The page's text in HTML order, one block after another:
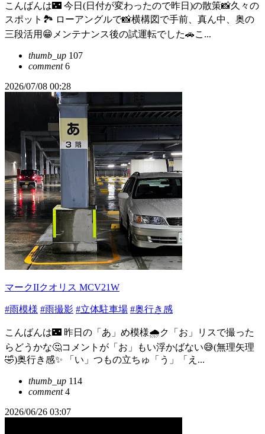
こんばんは🌃 今日(日付が変わったので昨日)の散策📸久々の
スポット🏞 ローアングルで📸横構図で手前、真ん中、奥の
三段活用😁メンテナンス後の試運転でした🚗こ...
thumb_up 107
comment6
2026/07/08 00:28
マークIIクオリス MCV21W
#雨模様 #雨撮影 #立体駐車場 #奥行き感
こんばんは🌃 昨日の「あ」め模様🌧ク「お」リスで撮った
らどうかな🤔コメントが「お」もい浮かばない😅(無理矢理
🤣)奥行き感✨️ 「い」つもの立ちゅ「う」「え...
thumb_up 114
comment4
2026/06/26 03:07